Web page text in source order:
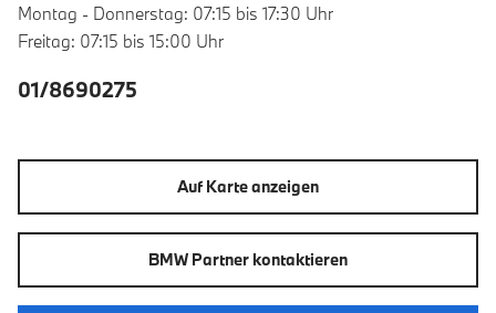
Montag - Donnerstag: 07:15 bis 17:30 Uhr
Freitag: 07:15 bis 15:00 Uhr
01/8690275
Auf Karte anzeigen
BMW Partner kontaktieren